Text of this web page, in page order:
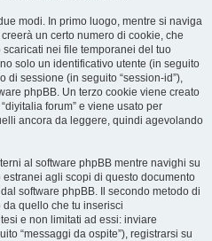
modi. In primo luogo, mentre si naviga
un certo numero di cookie, che
nei file temporanei del tuo
solo un identificativo utente (in seguito
di sessione (in seguito “session-id”),
phpBB. Un terzo cookie viene creato
forum” e viene usato per
ancora da leggere, quindi agevolando
al software phpBB mentre navighi su
estranei agli scopi di questo documento
software phpBB. Il secondo metodo di
quello che tu inserisci
e non limitati ad essi: inviare
“messaggi da ospite”), registrarsi su